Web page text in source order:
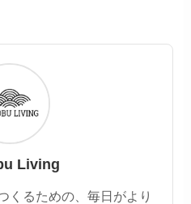
Living
くるための、毎日がより